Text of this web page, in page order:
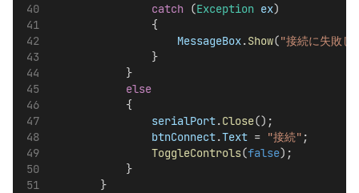
catch (Exception ex)
                {
MessageBox.Show("接続に失敗
                }
            }
else
            {
serialPort.Close();
btnConnect.Text = "接続" ;
ToggleControls(false);
            }
        }